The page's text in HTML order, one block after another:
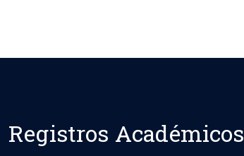
Registros Académicos